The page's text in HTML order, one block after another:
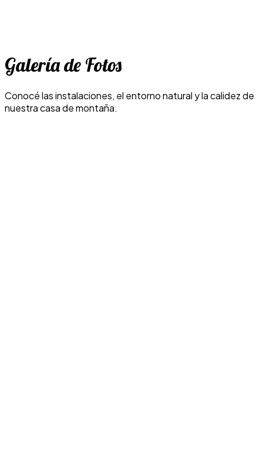
Galería de Fotos
Conocé las instalaciones, el entorno natural y la calidez de
nuestra casa de montaña.